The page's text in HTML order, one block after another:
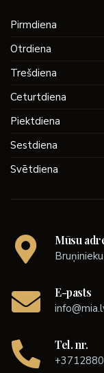
Pirmdiena
Otrdiena
Trešdiena
Ceturtdiena
Piektdiena
Sestdiena
Svētdiena
Mūsu
E-pasts
Tel. nr.